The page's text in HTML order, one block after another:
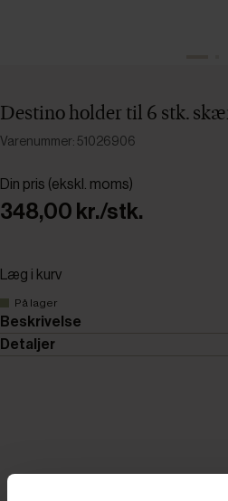
Destino holder til 6 stk.
Varenummer: 51026906
Din pris (ekskl. moms)
348,00 kr./stk.
Læg i kurv
På lager
Beskrivelse
Detaljer